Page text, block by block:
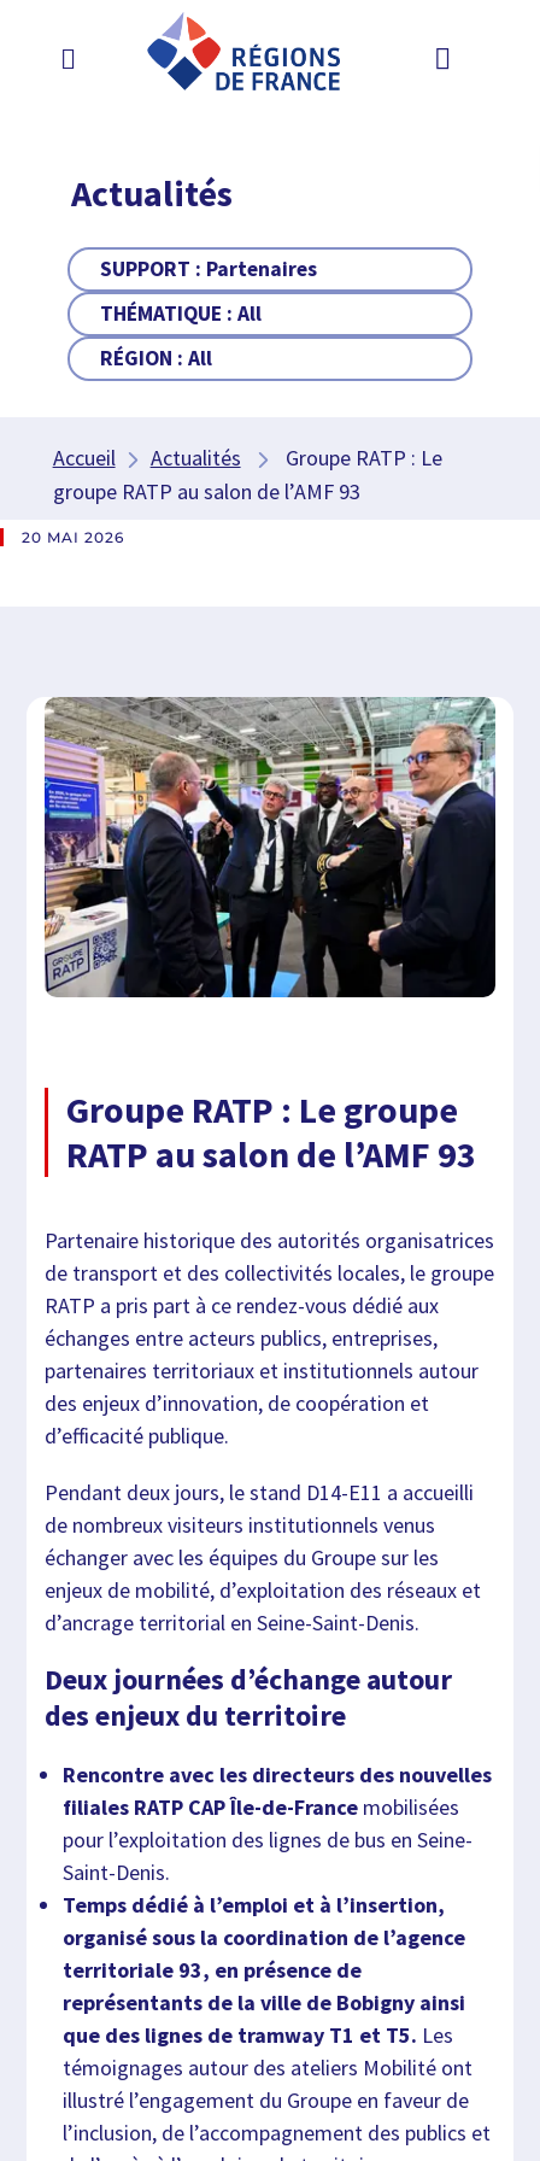
Actualités
SUPPORT : Partenaires
THÉMATIQUE :All
RÉGION :All
Accueil Actualités
Groupe RATP : Le
groupe RATP au salon de l’AMF 93
20 MAI 2026
Groupe RATP : Le groupe
RATP au salon de l’AMF 93
Partenaire historique des autorités organisatrices
de transport et des collectivités locales, le groupe
RATP a pris part à ce rendez-vous dédié aux
échanges entre acteurs publics, entreprises,
partenaires territoriaux et institutionnels autour
des enjeux d’innovation, de coopération et
d’efficacité publique.
Pendant deux jours, le stand D14-E11 a accueilli
de nombreux visiteurs institutionnels venus
échanger avec les équipes du Groupe sur les
enjeux de mobilité, d’exploitation des réseaux et
d’ancrage territorial en Seine-Saint-Denis.
Deux journées d’échange autour
des enjeux du territoire
Rencontre avec les directeurs des nouvelles
filiales RATP CAP Île-de-France mobilisées
pour l’exploitation des lignes de bus en Seine-
Saint-Denis.
Temps dédié à l’emploi et à l’insertion,
organisé sous la coordination de l’agence
territoriale 93, en présence de
représentants de la ville de Bobigny ainsi
que des lignes de tramway T1 et T5. Les
témoignages autour des ateliers Mobilité ont
illustré l’engagement du Groupe en faveur de
l’inclusion, de l’accompagnement des publics et